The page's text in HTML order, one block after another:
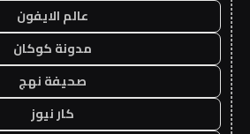
عالم الايفون
مدونة كوكان
صحيفة نهج
كار نيوز